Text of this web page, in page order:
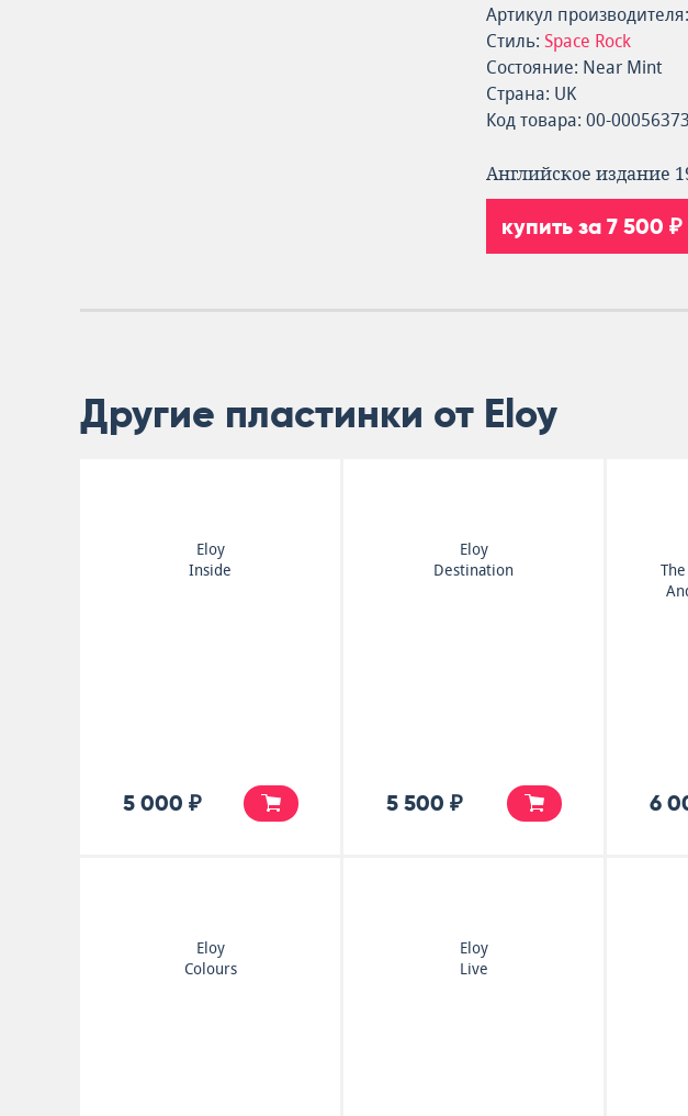
Артикул
Стиль: Space Rock
Состояние: Near Mint
Страна: UK
Код товара: 00-00056373
Английское издание
купить за 7 500 ₽
Другие пластинки от Eloy
Eloy
Inside
5 000 ₽
Eloy
Destination
5 500 ₽ 6
Eloy
Colours
Eloy
Live